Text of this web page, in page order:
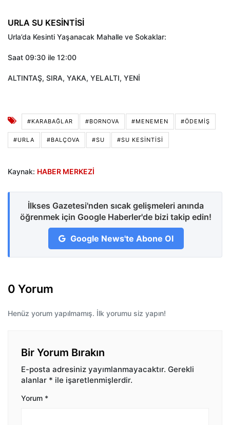
URLA SU KESİNTİSİ
Urla’da Kesinti Yaşanacak Mahalle ve Sokaklar:
Saat 09:30 ile 12:00
ALTINTAŞ, SIRA, YAKA, YELALTI, YENİ
#KARABAĞLAR #BORNOVA #MENEMEN #ÖDEMIŞ
#URLA #BALÇOVA #SU #SU KESINTISI
Kaynak: HABER MERKEZİ
İlkses Gazetesi'nden sıcak gelişmeleri anında
öğrenmek için Google Haberler'de bizi takip edin!
Google News'te Abone Ol
0 Yorum
Henüz yorum yapılmamış. İlk yorumu siz yapın!
Bir Yorum Bırakın
E-posta adresiniz yayımlanmayacaktır. Gerekli
alanlar * ile işaretlenmişlerdir.
Yorum *